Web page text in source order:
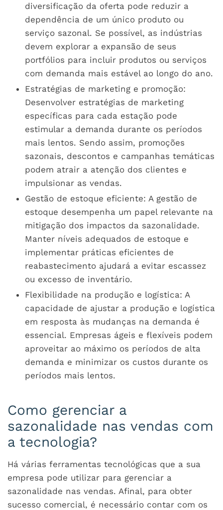
diversificação da oferta pode reduzir a
dependência de um único produto ou
serviço sazonal. Se possível, as indústrias
devem explorar a expansão de seus
portfólios para incluir produtos ou serviços
com demanda mais estável ao longo do ano.
Estratégias de marketing e promoção:
Desenvolver estratégias de marketing
específicas para cada estação pode
estimular a demanda durante os períodos
mais lentos. Sendo assim, promoções
sazonais, descontos e campanhas temáticas
podem atrair a atenção dos clientes e
impulsionar as vendas.
Gestão de estoque eficiente: A gestão de
estoque desempenha um papel relevante na
mitigação dos impactos da sazonalidade.
Manter níveis adequados de estoque e
implementar práticas eficientes de
reabastecimento ajudará a evitar escassez
ou excesso de inventário.
Flexibilidade na produção e logística: A
capacidade de ajustar a produção e logística
em resposta às mudanças na demanda é
essencial. Empresas ágeis e flexíveis podem
aproveitar ao máximo os períodos de alta
demanda e minimizar os custos durante os
períodos mais lentos.
Como gerenciar a
sazonalidade nas vendas com
a tecnologia?
Há várias ferramentas tecnológicas que a sua
empresa pode utilizar para gerenciar a
sazonalidade nas vendas. Afinal, para obter
sucesso comercial, é necessário contar com os